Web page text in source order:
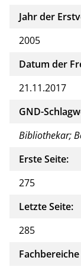
Jahr der
2005
Datum der
21.11.2017
GND-
Bibliothekar;
Erste Seite:
275
Letzte Seite:
285